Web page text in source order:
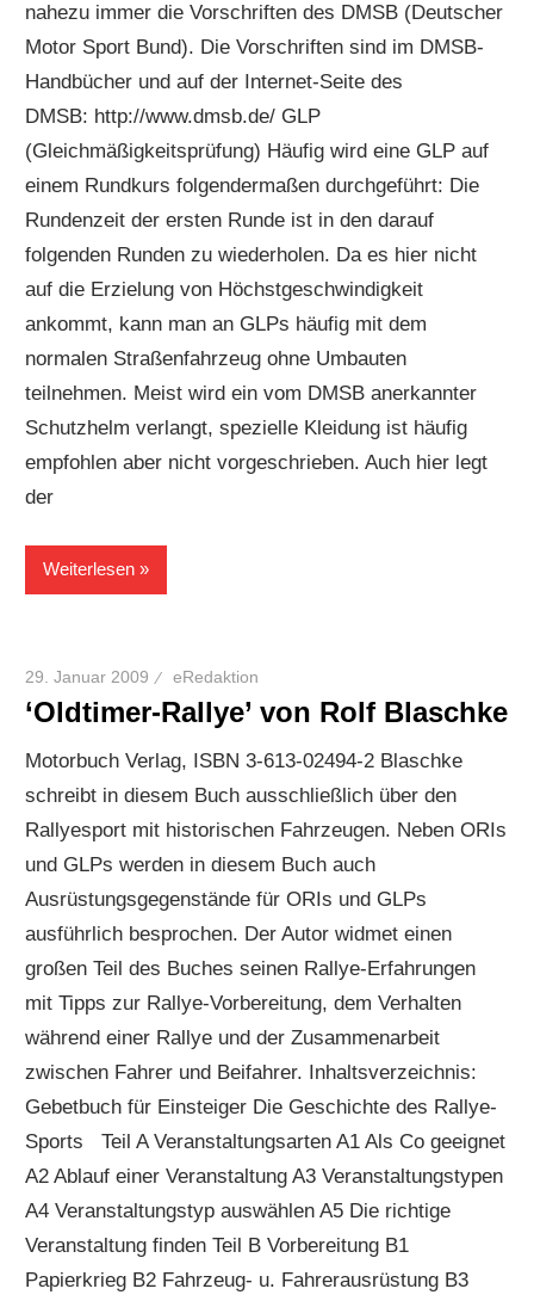
nahezu immer die Vorschriften des DMSB (Deutscher
Motor Sport Bund). Die Vorschriften sind im DMSB-
Handbücher und auf der Internet-Seite des
DMSB: http://www.dmsb.de/ GLP
(Gleichmäßigkeitsprüfung) Häufig wird eine GLP auf
einem Rundkurs folgendermaßen durchgeführt: Die
Rundenzeit der ersten Runde ist in den darauf
folgenden Runden zu wiederholen. Da es hier nicht
auf die Erzielung von Höchstgeschwindigkeit
ankommt, kann man an GLPs häufig mit dem
normalen Straßenfahrzeug ohne Umbauten
teilnehmen. Meist wird ein vom DMSB anerkannter
Schutzhelm verlangt, spezielle Kleidung ist häufig
empfohlen aber nicht vorgeschrieben. Auch hier legt
der
Weiterlesen
29. Januar 2009 eRedaktion
‘Oldtimer-Rallye’ von Rolf Blaschke
Motorbuch Verlag, ISBN 3-613-02494-2 Blaschke
schreibt in diesem Buch ausschließlich über den
Rallyesport mit historischen Fahrzeugen. Neben ORIs
und GLPs werden in diesem Buch auch
Ausrüstungsgegenstände für ORIs und GLPs
ausführlich besprochen. Der Autor widmet einen
großen Teil des Buches seinen Rallye-Erfahrungen
mit Tipps zur Rallye-Vorbereitung, dem Verhalten
während einer Rallye und der Zusammenarbeit
zwischen Fahrer und Beifahrer. Inhaltsverzeichnis:
Gebetbuch für Einsteiger Die Geschichte des Rallye-
Sports Teil A Veranstaltungsarten A1 Als Co geeignet
A2 Ablauf einer Veranstaltung A3 Veranstaltungstypen
A4 Veranstaltungstyp auswählen A5 Die richtige
Veranstaltung finden Teil B Vorbereitung B1
Papierkrieg B2 Fahrzeug- u. Fahrerausrüstung B3